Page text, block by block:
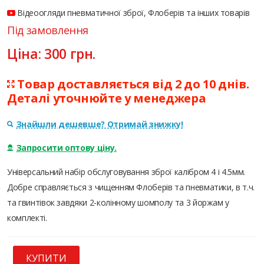
Відеоогляди пневматичної зброї, Флоберів та інших товарів
Під замовлення
Ціна: 300 грн.
Товар доставляється від 2 до 10 днів.
Деталі уточнюйте у менеджера
Знайшли дешевше? Отримай знижку!
Запросити оптову ціну.
Універсальний набір обслуговування зброї калібром 4 і 4.5мм.
Добре справляється з чищенням Флоберів та пневматики, в т.ч.
та гвинтівок завдяки 2-колінному шомполу та 3 йоржам у
комплекті.
КУПИТИ